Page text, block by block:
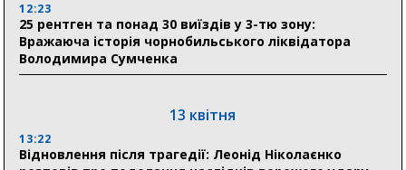
17:52
«Укрексімбанк» припиняє виплату пенсій: у
Пенсійному фонді Сумщини пояснили, що робити
людям
відзнаки «Почесного громадянина міста Суми»
12:23
25 рентген та понад 30 виїздів у 3-тю зону:
Вражаюча історія чорнобильського ліквідатора
Володимира Сумченка
13 квітня
13:22
Відновлення після трагедії: Леонід Ніколаєнко